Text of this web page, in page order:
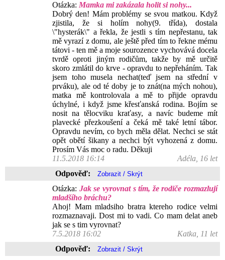
Otázka: Mamka mi zakázala holit si nohy...
Dobrý den! Mám problémy se svou matkou. Když
zjistila, že si holím nohy(9. třída), dostala
\"hysterák\" a řekla, že jestli s tím nepřestanu, tak
mě vyrazí z domu, ale ještě před tím to řekne mému
tátovi - ten mě a moje sourozence vychovává docela
tvrdě oproti jiným rodičům, takže by mě určitě
skoro zmlátil do krve - opravdu to nepřeháním. Tak
jsem toho musela nechat(teď jsem na střední v
prváku), ale od té doby je to znát(na mých nohou),
matka mě kontrolovala a mě to přijde opravdu
úchylné, i když jsme křesťanská rodina. Bojím se
nosit na tělocviku kraťasy, a navíc budeme mít
plavecké přezkoušení a čeká mě také letní tábor.
Opravdu nevím, co bych měla dělat. Nechci se stát
opět obětí šikany a nechci být vyhozená z domu.
Prosím Vás moc o radu. Děkuji
11.5.2018 16:14
Adéla, 16 let
Odpověď:
Otázka: Jak se vyrovnat s tím, že rodiče rozmazlují
mladšího bráchu?
Ahoj! Mam mladsiho bratra ktereho rodice velmi
rozmaznavaji. Dost mi to vadi. Co mam delat aneb
jak se s tim vyrovnat?
7.5.2018 16:02
Katka, 11 let
Odpověď: